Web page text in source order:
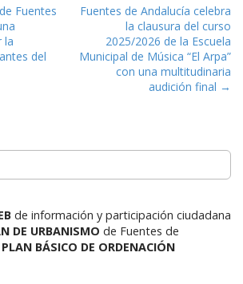
de entradas
Fuentes
la
del
Fuentes de Andalucía celebra
la clausura del curso
2025/2026 de la Escuela
Municipal de Música “El Arpa”
con una multitudinaria
audición final →
de información y participación ciudadana
DE URBANISMO de Fuentes de
PLAN BÁSICO DE ORDENACIÓN